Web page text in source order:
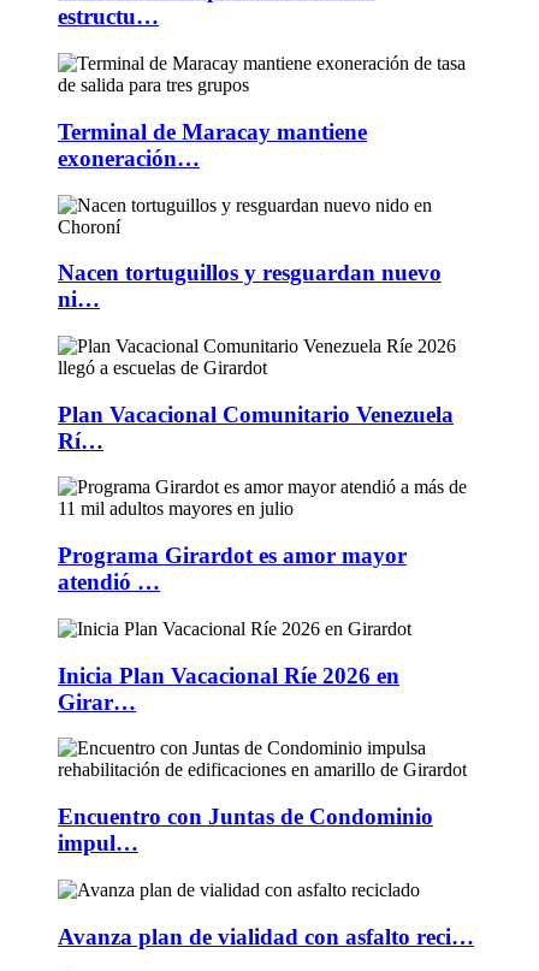
estructu…
Terminal de Maracay mantiene
exoneración…
Nacen tortuguillos y resguardan nuevo
ni…
Plan Vacacional Comunitario Venezuela
Rí…
Programa Girardot es amor mayor
atendió …
Inicia Plan Vacacional Ríe 2026 en
Girar…
Encuentro con Juntas de Condominio
impul…
Avanza plan de vialidad con asfalto reci…